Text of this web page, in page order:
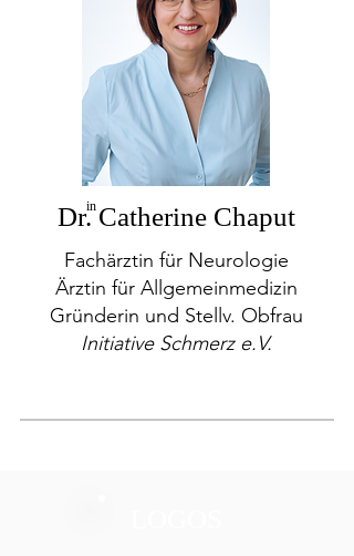
in
Dr. Catherine Chaput
Fachärztin für Neurologie
Ärztin für Allgemeinmedizin
Gründerin und Stellv. Obfrau
Initiative Schmerz e.V.